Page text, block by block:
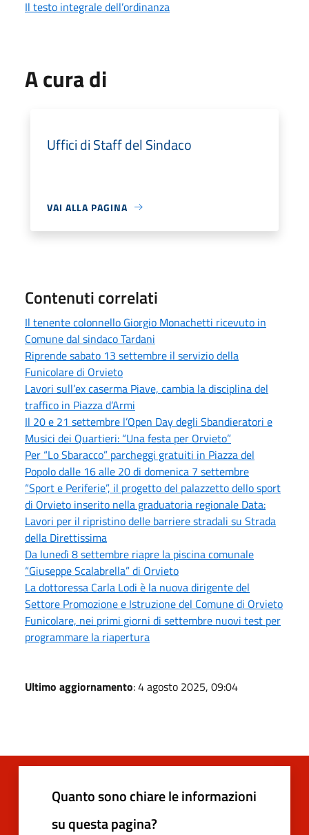
Il testo integrale dell’ordinanza
A cura di
Uffici di Staff del Sindaco
VAI ALLA PAGINA
Contenuti correlati
Il tenente colonnello Giorgio Monachetti ricevuto in
Comune dal sindaco Tardani
Riprende sabato 13 settembre il servizio della
Funicolare di Orvieto
Lavori sull’ex caserma Piave, cambia la disciplina del
traffico in Piazza d’Armi
Il 20 e 21 settembre l’Open Day degli Sbandieratori e
Musici dei Quartieri: “Una festa per Orvieto”
Per “Lo Sbaracco” parcheggi gratuiti in Piazza del
Popolo dalle 16 alle 20 di domenica 7 settembre
“Sport e Periferie”, il progetto del palazzetto dello sport
di Orvieto inserito nella graduatoria regionale Data:
Lavori per il ripristino delle barriere stradali su Strada
della Direttissima
Da lunedì 8 settembre riapre la piscina comunale
“Giuseppe Scalabrella” di Orvieto
La dottoressa Carla Lodi è la nuova dirigente del
Settore Promozione e Istruzione del Comune di Orvieto
Funicolare, nei primi giorni di settembre nuovi test per
programmare la riapertura
Ultimo aggiornamento: 4 agosto 2025, 09:04
Quanto sono chiare le informazioni
su questa pagina?